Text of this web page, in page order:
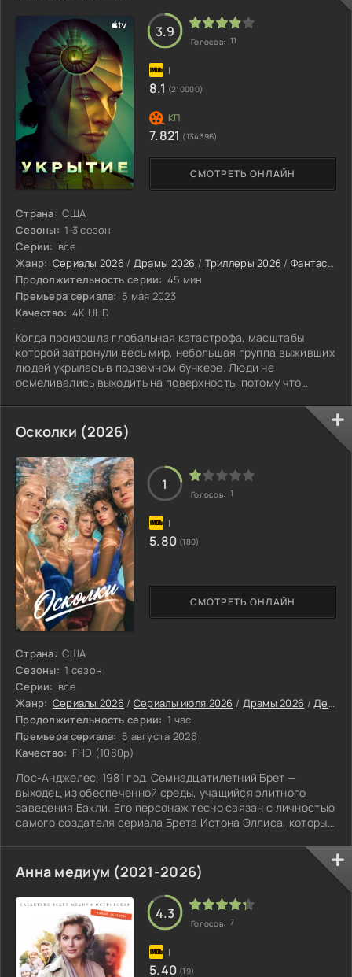
Страна: США
Сезоны: 1-3 сезон
Серии: все
Жанр: Сериалы 2026 / Драмы 2026 / Триллеры 2026 /Фантастические сериалы 2026
Продолжительность серии: 45 мин
Премьера сериала: 5 мая 2023
Качество: 4K UHD
Когда произошла глобальная катастрофа, масштабы
которой затронули весь мир, небольшая группа выживших
людей укрылась в подземном бункере. Люди не
осмеливались выходить на поверхность, потому что
СМОТРЕТЬ ОНЛАЙН
3.9
Голосов: 11
8.1 (210000)
7.821 (134396)
Осколки (2026)
Страна: США
Сезоны: 1 сезон
Серии: все
Жанр: Сериалы 2026 / Сериалы июля 2026 / Драмы 2026 /Детективы 2026
Продолжительность серии: 1 час
Премьера сериала: 5 августа 2026
Качество: FHD (1080p)
Лос-Анджелес, 1981 год. Семнадцатилетний Брет —
выходец из обеспеченной среды, учащийся элитного
заведения Бакли. Его персонаж тесно связан с личностью
самого создателя сериала Брета Истона Эллиса, который
приятелями из школы он коротает дни за вечеринками и
беседами о грядущем, считая, что всё лучшее ещё
впереди.
СМОТРЕТЬ ОНЛАЙН
1
Голосов: 1
5.80 (180)
Анна медиум (2021-2026)
4.3
Голосов: 7
5.40 (19)